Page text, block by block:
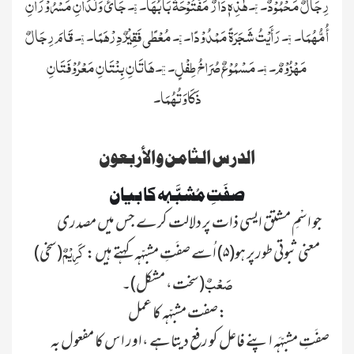
أُمُّہُمَا۔ ۶۔رَأَیْتُ شَجَرَۃً مَمْدُوْدًا۔ ۷۔مُعْطًی فَقِیْرٌ دِرْہَمًا۔ ۸۔قَامَ رِجَالٌ
مَہْزُوْمٌ۔ ۹۔مَسْمُوْعٌ صُرَاخُ طِفْلٍ۔ ۱۰۔ہَاتَانِ بِنْتَانِ مَعْرُوْفَتَانِ
ذَکَاوَتُہُمَا۔
الدرس الثامن والأربعون
صفَتِ مُشبَّہہ کا بیان
جو اسْمِ مشتق ایسی ذات پر دلالت کرے جس میں مصدری
معنی ثبوتی طورپر ہو(۵) اُسے صفَتِ مشبّہہ کہتے ہیں:
کَرِیْمٌ(سخی)
صَعْبٌ(سخت، مشکل)۔
صفت مشبّہہ کا عمل:
صفَتِ مشبّہَہ اپنے فاعل کو رفع دیتاہے ،اور اس کا مفعول بہ